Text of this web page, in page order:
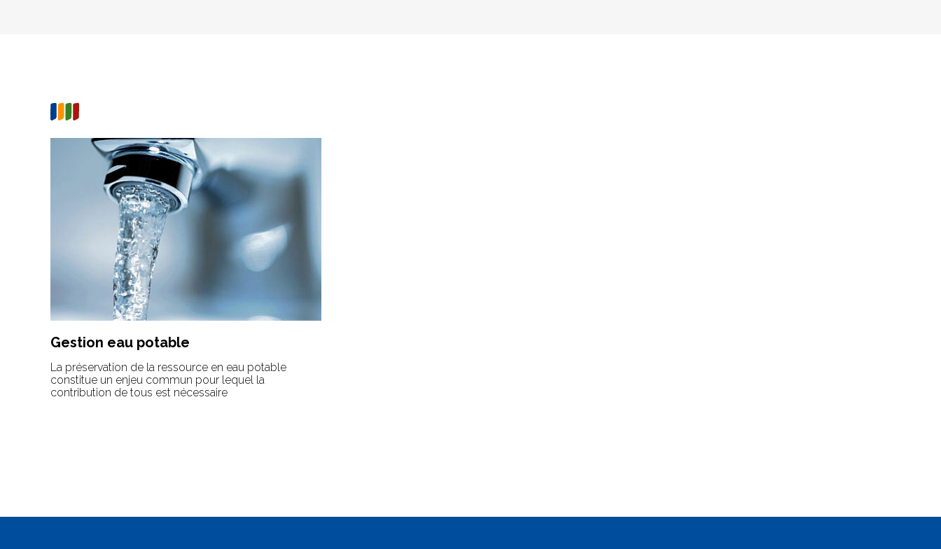
Gestion eau potable
La préservation de la ressource en eau potable
constitue un enjeu commun pour lequel la
contribution de tous est nécessaire